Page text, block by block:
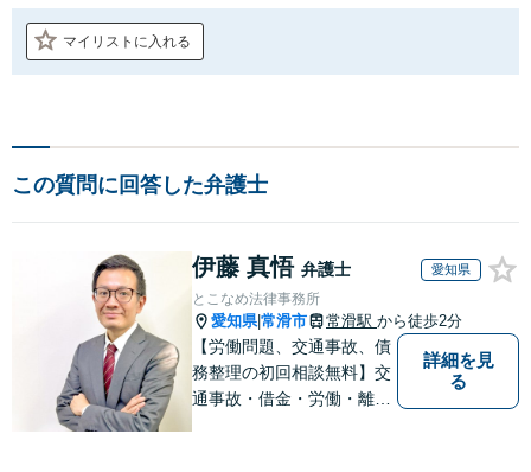
マイリストに入れる
この質問に回答した弁護士
伊藤 真悟 弁護士 愛知県
とこなめ法律事務所
愛知県|常滑市 常滑駅 から徒歩2分
【労働問題、交通事故、債
務整理の初回相談無料】交
通事故・借金・労働・離
詳細を見
る